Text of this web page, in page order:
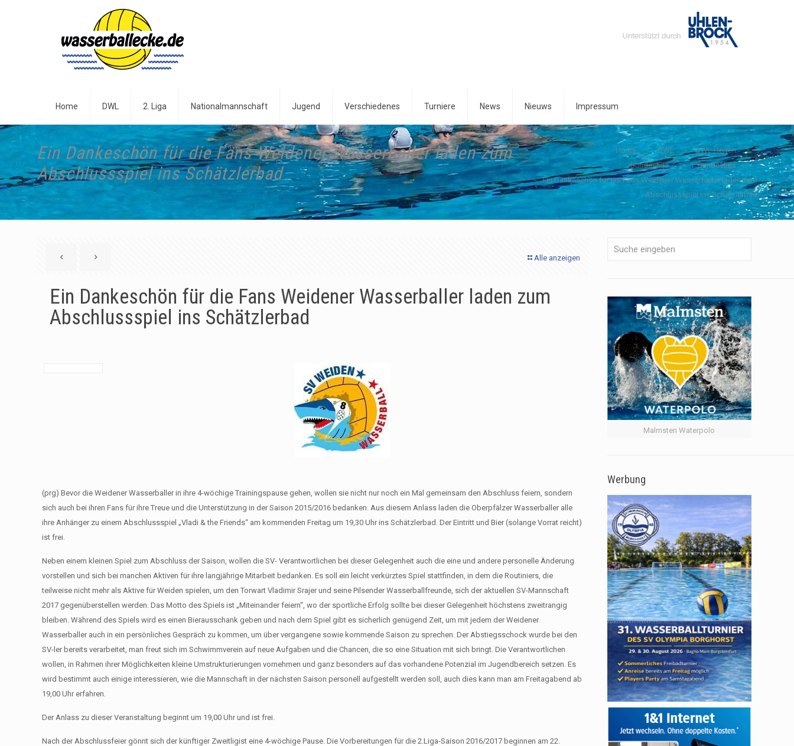
Home DWL 2. Liga Nationalmannschaft Jugend Verschiedenes Turniere News Nieuws Impressum
Ein Dankeschön für die Fans Weidener Wasserballer laden zum
Abschlussspiel ins Schätzlerbad
Home DWL
DWL Herren
Bundesliga
1. Bundesliga
Ein Dankeschön für die Fans Weidener Wasserballer laden zum
Abschlussspiel ins Schätzlerbad
Alle anzeigen
Ein Dankeschön für die Fans Weidener Wasserballer laden zum
Abschlussspiel ins Schätzlerbad
(prg) Bevor die Weidener Wasserballer in ihre 4-wöchige Trainingspause gehen, wollen sie nicht nur noch ein Mal gemeinsam den Abschluss feiern, sondern
sich auch bei ihren Fans für ihre Treue und die Unterstützung in der Saison 2015/2016 bedanken. Aus diesem Anlass laden die Oberpfälzer Wasserballer alle
ihre Anhänger zu einem Abschlussspiel „Vladi & the Friends“ am kommenden Freitag um 19,30 Uhr ins Schätzlerbad. Der Eintritt und Bier (solange Vorrat reicht)
ist frei.
Neben einem kleinen Spiel zum Abschluss der Saison, wollen die SV- Verantwortlichen bei dieser Gelegenheit auch die eine und andere personelle Änderung
vorstellen und sich bei manchen Aktiven für ihre langjährige Mitarbeit bedanken. Es soll ein leicht verkürztes Spiel stattfinden, in dem die Routiniers, die
teilweise nicht mehr als Aktive für Weiden spielen, um den Torwart Vladimir Srajer und seine Pilsender Wasserballfreunde, sich der aktuellen SV-Mannschaft
2017 gegenüberstellen werden. Das Motto des Spiels ist „Miteinander feiern“, wo der sportliche Erfolg sollte bei dieser Gelegenheit höchstens zweitrangig
bleiben. Während des Spiels wird es einen Bierausschank geben und nach dem Spiel gibt es sicherlich genügend Zeit, um mit jedem der Weidener
Wasserballer auch in ein persönliches Gespräch zu kommen, um über vergangene sowie kommende Saison zu sprechen. Der Abstiegsschock wurde bei den
SV-ler bereits verarbeitet, man freut sich im Schwimmverein auf neue Aufgaben und die Chancen, die so eine Situation mit sich bringt. Die Verantwortlichen
wollen, in Rahmen ihrer Möglichkeiten kleine Umstrukturierungen vornehmen und ganz besonders auf das vorhandene Potenzial im Jugendbereich setzen. Es
wird bestimmt auch einige interessieren, wie die Mannschaft in der nächsten Saison personell aufgestellt werden soll, auch dies kann man am Freitagabend ab
19,00 Uhr erfahren.
Der Anlass zu dieser Veranstaltung beginnt um 19,00 Uhr und ist frei.
Nach der Abschlussfeier gönnt sich der künftiger Zweitligist eine 4-wöchige Pause. Die Vorbereitungen für die 2.Liga-Saison 2016/2017 beginnen am 22.
Malmsten Waterpolo
Werbung